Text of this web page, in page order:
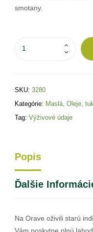
smotany.
SKU: 3280
Kategórie: Maslá Oleje,
Tag: Výživové údaje
Popis
Ďalšie
Na Orave oživili starú